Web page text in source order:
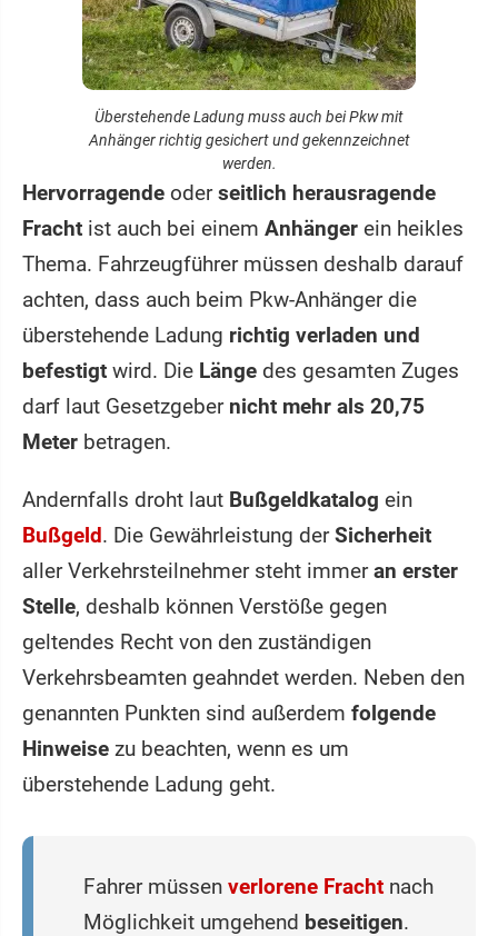
Überstehende Ladung muss auch bei Pkw mit
Anhänger richtig gesichert und gekennzeichnet
werden.
Hervorragende oderseitlich herausragende
Fracht ist auch bei einem Anhänger ein heikles
Thema. Fahrzeugführer müssen deshalb darauf
achten, dass auch beim Pkw-Anhänger die
überstehende Ladung richtig verladen und
befestigt wird. Die Länge des gesamten Zuges
darf laut Gesetzgeber nicht mehr als 20,75
Meter betragen.
Andernfalls droht laut Bußgeldkatalog ein
Bußgeld. Die Gewährleistung derSicherheit
aller Verkehrsteilnehmer steht immeran erster
Stelle, deshalb können Verstöße gegen
geltendes Recht von den zuständigen
Verkehrsbeamten geahndet werden. Neben den
genannten Punkten sind außerdem folgende
Hinweise zu beachten, wenn es um
überstehende Ladung geht.
Fahrer müssen verlorene Fracht nach
Möglichkeit umgehend beseitigen.